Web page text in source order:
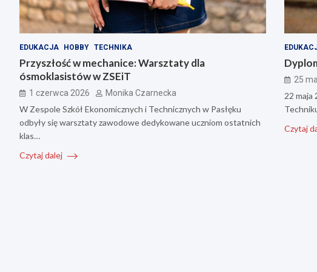
EDUKACJA HOBBY TECHNIKA
Przyszłość w mechanice: Warsztaty dla
ósmoklasistów w ZSEiT
1 czerwca 2026 Monika Czarnecka
W Zespole Szkół Ekonomicznych i Technicznych w Pasłęku
odbyły się warsztaty zawodowe dedykowane uczniom ostatnich
klas…
Czytaj dalej
25
22 maja
Czytaj